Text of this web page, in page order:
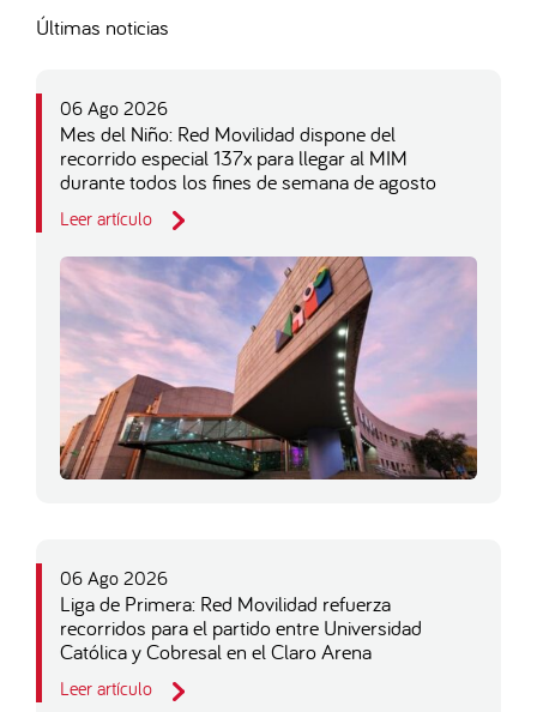
Últimas noticias
06 Ago 2026
Mes del Niño: Red Movilidad dispone del
recorrido especial 137x para llegar al MIM
durante todos los fines de semana de agosto
Leer artículo
06 Ago 2026
Liga de Primera: Red Movilidad refuerza
recorridos para el partido entre Universidad
Católica y Cobresal en el Claro Arena
Leer artículo